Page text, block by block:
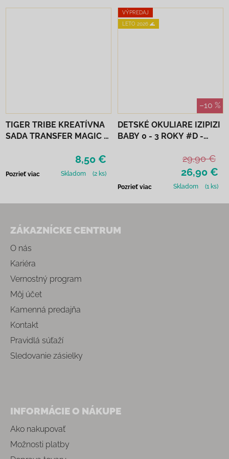
TIGER TRIBE KREATÍVNA
SADA TRANSFER MAGIC -
8,50 €
Pozrieť viac Skladom (2 ks)
VÝPREDAJ
LETO 2026 🌊
–10 %
DETSKÉ OKULIARE IZIPIZI
BABY 0 - 3 ROKY #D -
26,90 €
29,90 €
Pozrieť viac Skladom (1 ks)
ZÁKAZNÍCKE CENTRUM
O nás
Kariéra
Vernostný program
Môj účet
Kamenná predajňa
Kontakt
Pravidlá súťaží
Sledovanie zásielky
INFORMÁCIE O NÁKUPE
Ako nakupovať
Možnosti platby